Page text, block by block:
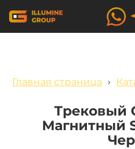
Главная страница ›
Трековый
Магнитный